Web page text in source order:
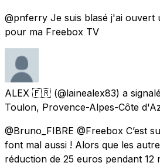
@pnferry Je suis blasé j'ai ouvert
pour ma Freebox TV
ALEX 🇫🇷 (@lainealex83) a
Toulon, Provence-Alpes-Côte
@Bruno_FIBRE @Freebox C’est
font mal aussi ! Alors que les
réduction de 25 euros pendant 12